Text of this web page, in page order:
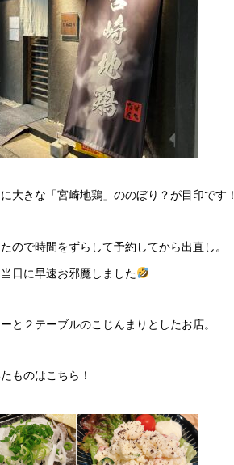
大きな「宮崎地鶏」ののぼり？が目印です！
ので時間をずらして予約してから出直し。
日に早速お邪魔しました
と２テーブルのこじんまりとしたお店。
ものはこちら！